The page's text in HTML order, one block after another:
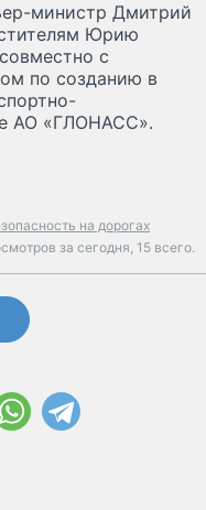
министр Дмитрий
Юрию
с
по созданию в
АО «ГЛОНАСС».
на дорогах
за сегодня, 15 всего.